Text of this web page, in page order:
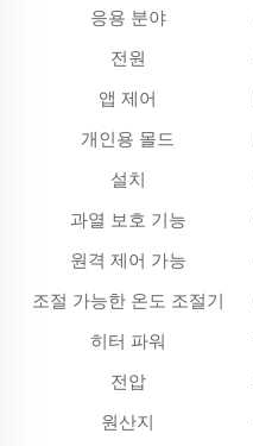
응용 분야
전원
앱 제어
개인용 몰드
설치
과열 보호 기능
원격 제어 가능
조절 가능한 온도 조절기
히터 파워
전압
원산지